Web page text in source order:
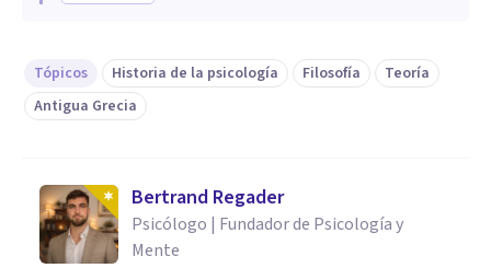
Tópicos Historia de la psicología Filosofía
Teoría
Antigua Grecia
Bertrand Regader
Psicólogo | Fundador de Psicología y
Mente